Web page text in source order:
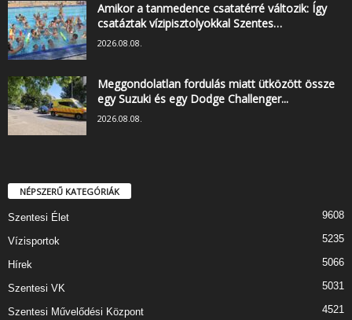
Amikor a tanmedence csatatérré változik: Így
csatáztak vízipisztolyokkal Szentes…
2026.08.08.
Meggondolatlan fordulás miatt ütközött össze
egy Suzuki és egy Dodge Challenger...
2026.08.08.
NÉPSZERŰ KATEGÓRIÁK
Szentesi Élet 9608
Vízisportok 5235
Hírek 5066
Szentesi VK 5031
Szentesi Művelődési Központ 4521